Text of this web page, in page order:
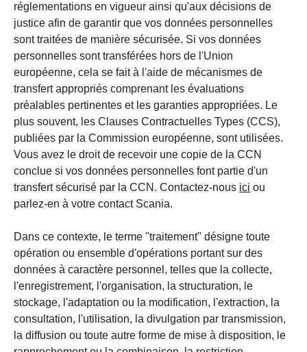
réglementations en vigueur ainsi qu'aux décisions de
justice afin de garantir que vos données personnelles
sont traitées de manière sécurisée. Si vos données
personnelles sont transférées hors de l'Union
européenne, cela se fait à l'aide de mécanismes de
transfert appropriés comprenant les évaluations
préalables pertinentes et les garanties appropriées. Le
plus souvent, les Clauses Contractuelles Types (CCS),
publiées par la Commission européenne, sont utilisées.
Vous avez le droit de recevoir une copie de la CCN
conclue si vos données personnelles font partie d'un
transfert sécurisé par la CCN. Contactez-nous ici ou
parlez-en à votre contact Scania.
Dans ce contexte, le terme "traitement" désigne toute
opération ou ensemble d'opérations portant sur des
données à caractère personnel, telles que la collecte,
l'enregistrement, l'organisation, la structuration, le
stockage, l'adaptation ou la modification, l'extraction, la
consultation, l'utilisation, la divulgation par transmission,
la diffusion ou toute autre forme de mise à disposition, le